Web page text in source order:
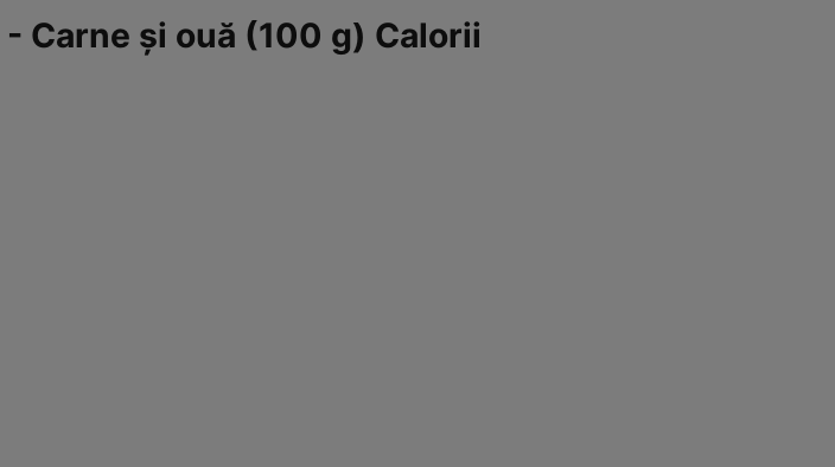
Carne şi ouă (100 g) Calorii